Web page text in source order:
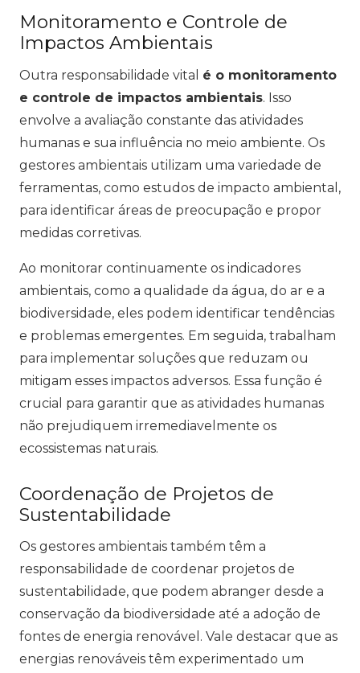
Monitoramento e Controle de
Impactos Ambientais
Outra responsabilidade vital é o monitoramento
e controle de impactos ambientais. Isso
envolve a avaliação constante das atividades
humanas e sua influência no meio ambiente. Os
gestores ambientais utilizam uma variedade de
ferramentas, como estudos de impacto ambiental,
para identificar áreas de preocupação e propor
medidas corretivas.
Ao monitorar continuamente os indicadores
ambientais, como a qualidade da água, do ar e a
biodiversidade, eles podem identificar tendências
e problemas emergentes. Em seguida, trabalham
para implementar soluções que reduzam ou
mitigam esses impactos adversos. Essa função é
crucial para garantir que as atividades humanas
não prejudiquem irremediavelmente os
ecossistemas naturais.
Coordenação de Projetos de
Sustentabilidade
Os gestores ambientais também têm a
responsabilidade de coordenar projetos de
sustentabilidade, que podem abranger desde a
conservação da biodiversidade até a adoção de
fontes de energia renovável. Vale destacar que as
energias renováveis têm experimentado um